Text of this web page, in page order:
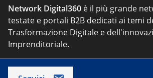
Network Digital360 è il più grande
testate e portali B2B dedicati ai temi
Trasformazione Digitale e
Imprenditoriale.